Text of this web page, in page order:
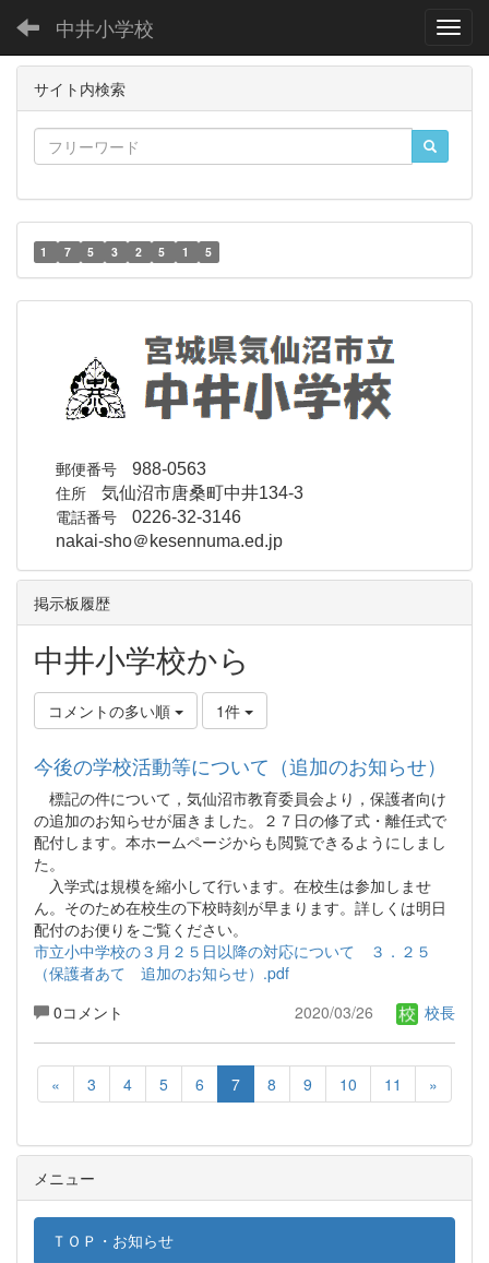
中井小学校
サイト内検索
1 7 5 3 2 5 1 5
郵便番号 988-0563
住所 気仙沼市唐桑町中井134-3
電話番号 0226-32-3146
nakai-sho＠kesennuma.ed.jp
掲示板履歴
中井小学校から
コメントの多い順 1件
今後の学校活動等について（追加のお知らせ）
標記の件について，気仙沼市教育委員会より，保護者向け
の追加のお知らせが届きました。２７日の修了式・離任式で
配付します。本ホームページからも閲覧できるようにしまし
た。
入学式は規模を縮小して行います。在校生は参加しませ
ん。そのため在校生の下校時刻が早まります。詳しくは明日
配付のお便りをご覧ください。
市立小中学校の３月２５日以降の対応について ３．２５
（保護者あて 追加のお知らせ）.pdf
0コメント
2020/03/26 校長
« 3 4 5 6 7 8 9 10 11 »
メニュー
ＴＯＰ・お知らせ